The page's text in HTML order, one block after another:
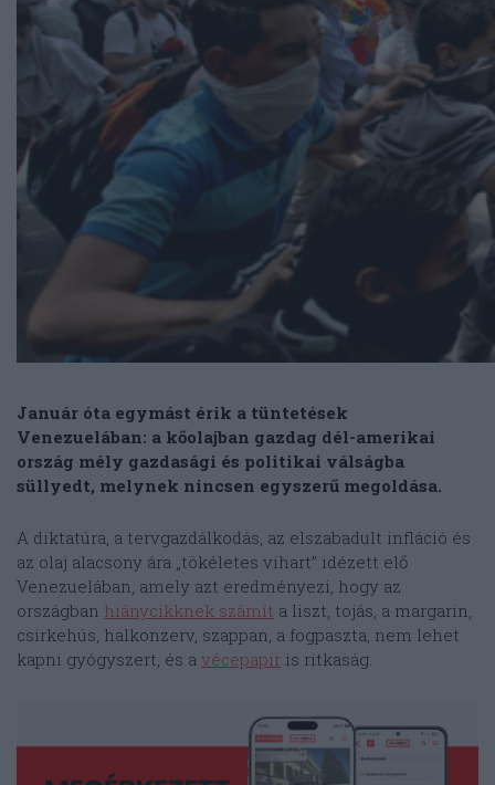
Január óta egymást érik a tüntetések
Venezuelában: a kőolajban gazdag dél-amerikai
ország mély gazdasági és politikai válságba
süllyedt, melynek nincsen egyszerű megoldása.
A diktatúra, a tervgazdálkodás, az elszabadult infláció és
az olaj alacsony ára „tökéletes vihart” idézett elő
Venezuelában, amely azt eredményezi, hogy az
országban hiánycikknek számít a liszt, tojás, a margarin,
csirkehús, halkonzerv, szappan, a fogpaszta, nem lehet
kapni gyógyszert, és a vécepapír is ritkaság.